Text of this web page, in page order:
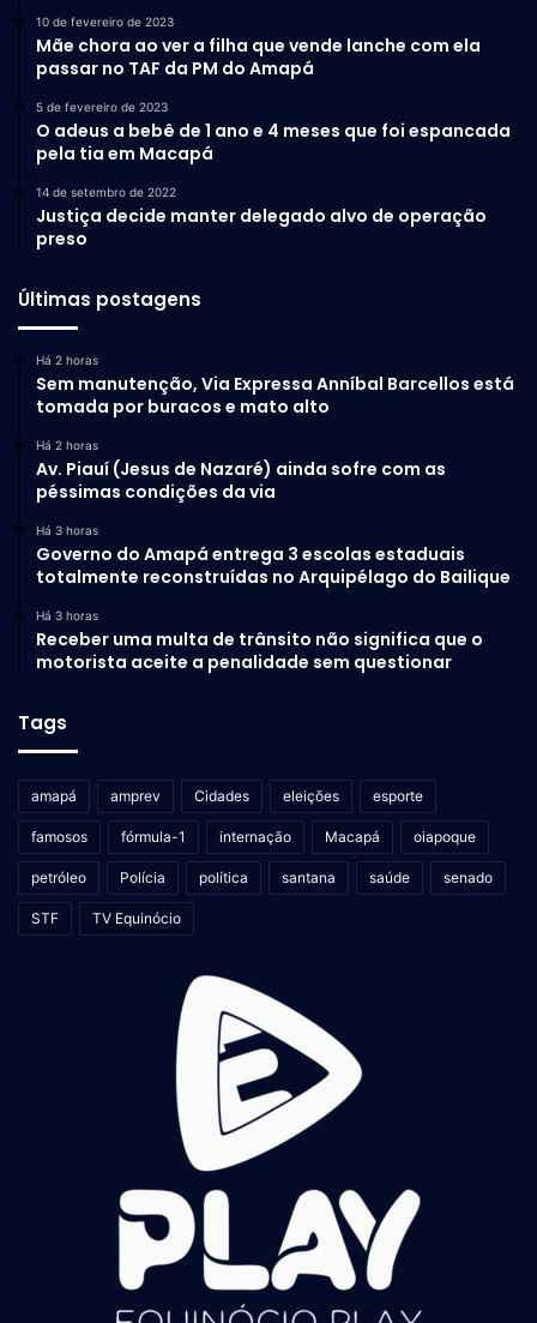
10 de fevereiro de 2023
Mãe chora ao ver a filha que vende lanche com ela
passar no TAF da PM do Amapá
5 de fevereiro de 2023
O adeus a bebê de 1 ano e 4 meses que foi espancada
pela tia em Macapá
14 de setembro de 2022
Justiça decide manter delegado alvo de operação
preso
Últimas postagens
Há 2 horas
Sem manutenção, Via Expressa Anníbal Barcellos está
tomada por buracos e mato alto
Há 2 horas
Av. Piauí (Jesus de Nazaré) ainda sofre com as
péssimas condições da via
Há 3 horas
Governo do Amapá entrega 3 escolas estaduais
totalmente reconstruídas no Arquipélago do Bailique
Há 3 horas
Receber uma multa de trânsito não significa que o
motorista aceite a penalidade sem questionar
Tags
amapá amprev Cidades eleições esporte
famosos fórmula-1 internação Macapá oiapoque
petróleo Polícia política santana saúde senado
STF TV Equinócio